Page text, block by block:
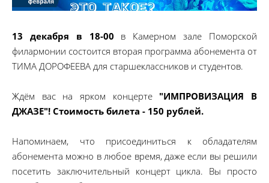
13 декабря в 18-00 в Камерном зале Поморской
филармонии состоится вторая программа абонемента от
ТИМА ДОРОФЕЕВА для старшеклассников и студентов.
Ждём вас на ярком концерте "ИМПРОВИЗАЦИЯ В
ДЖАЗЕ"! Стоимость билета - 150 рублей.
Напоминаем, что присоединиться к обладателям
абонемента можно в любое время, даже если вы решили
посетить заключительный концерт цикла. Вы просто